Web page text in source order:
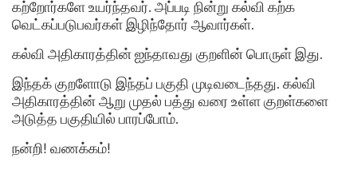
கற்றோர்களே உயர்ந்தவர். அப்படி நின்று கல்வி கற்க
வெட்கப்படுபவர்கள் இழிந்தோர் ஆவார்கள்.
கல்வி அதிகாரத்தின் ஐந்தாவது குறளின் பொருள் இது.
இந்தக் குறளோடு இந்தப் பகுதி முடிவடைந்தது. கல்வி
அதிகாரத்தின் ஆறு முதல் பத்து வரை உள்ள குறள்களை
அடுத்த பகுதியில் பாரப்போம்.
நன்றி! வணக்கம்!